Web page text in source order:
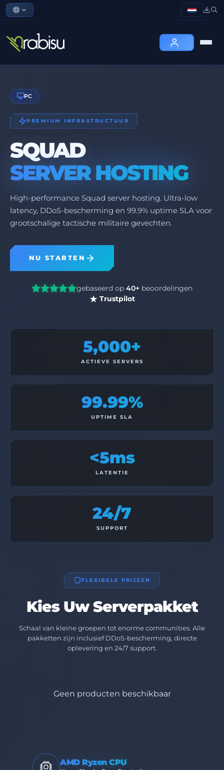
PC
PREMIUM INFRASTRUCTUUR
SQUAD
SERVER HOSTING
High-performance Squad server hosting. Ultra-low
latency, DDoS-bescherming en 99.9% uptime SLA voor
grootschalige tactische militaire gevechten.
NU STARTEN
gebaseerd op 40+ beoordelingen
Trustpilot
5,000+
ACTIEVE SERVERS
99.99%
UPTIME SLA
<5ms
LATENTIE
24/7
SUPPORT
FLEXIBELE PRIJZEN
Kies Uw Serverpakket
Schaal van kleine groepen tot enorme communities. Alle
pakketten zijn inclusief DDoS-bescherming, directe
oplevering en 24/7 support.
Geen producten beschikbaar
AMD Ryzen CPU